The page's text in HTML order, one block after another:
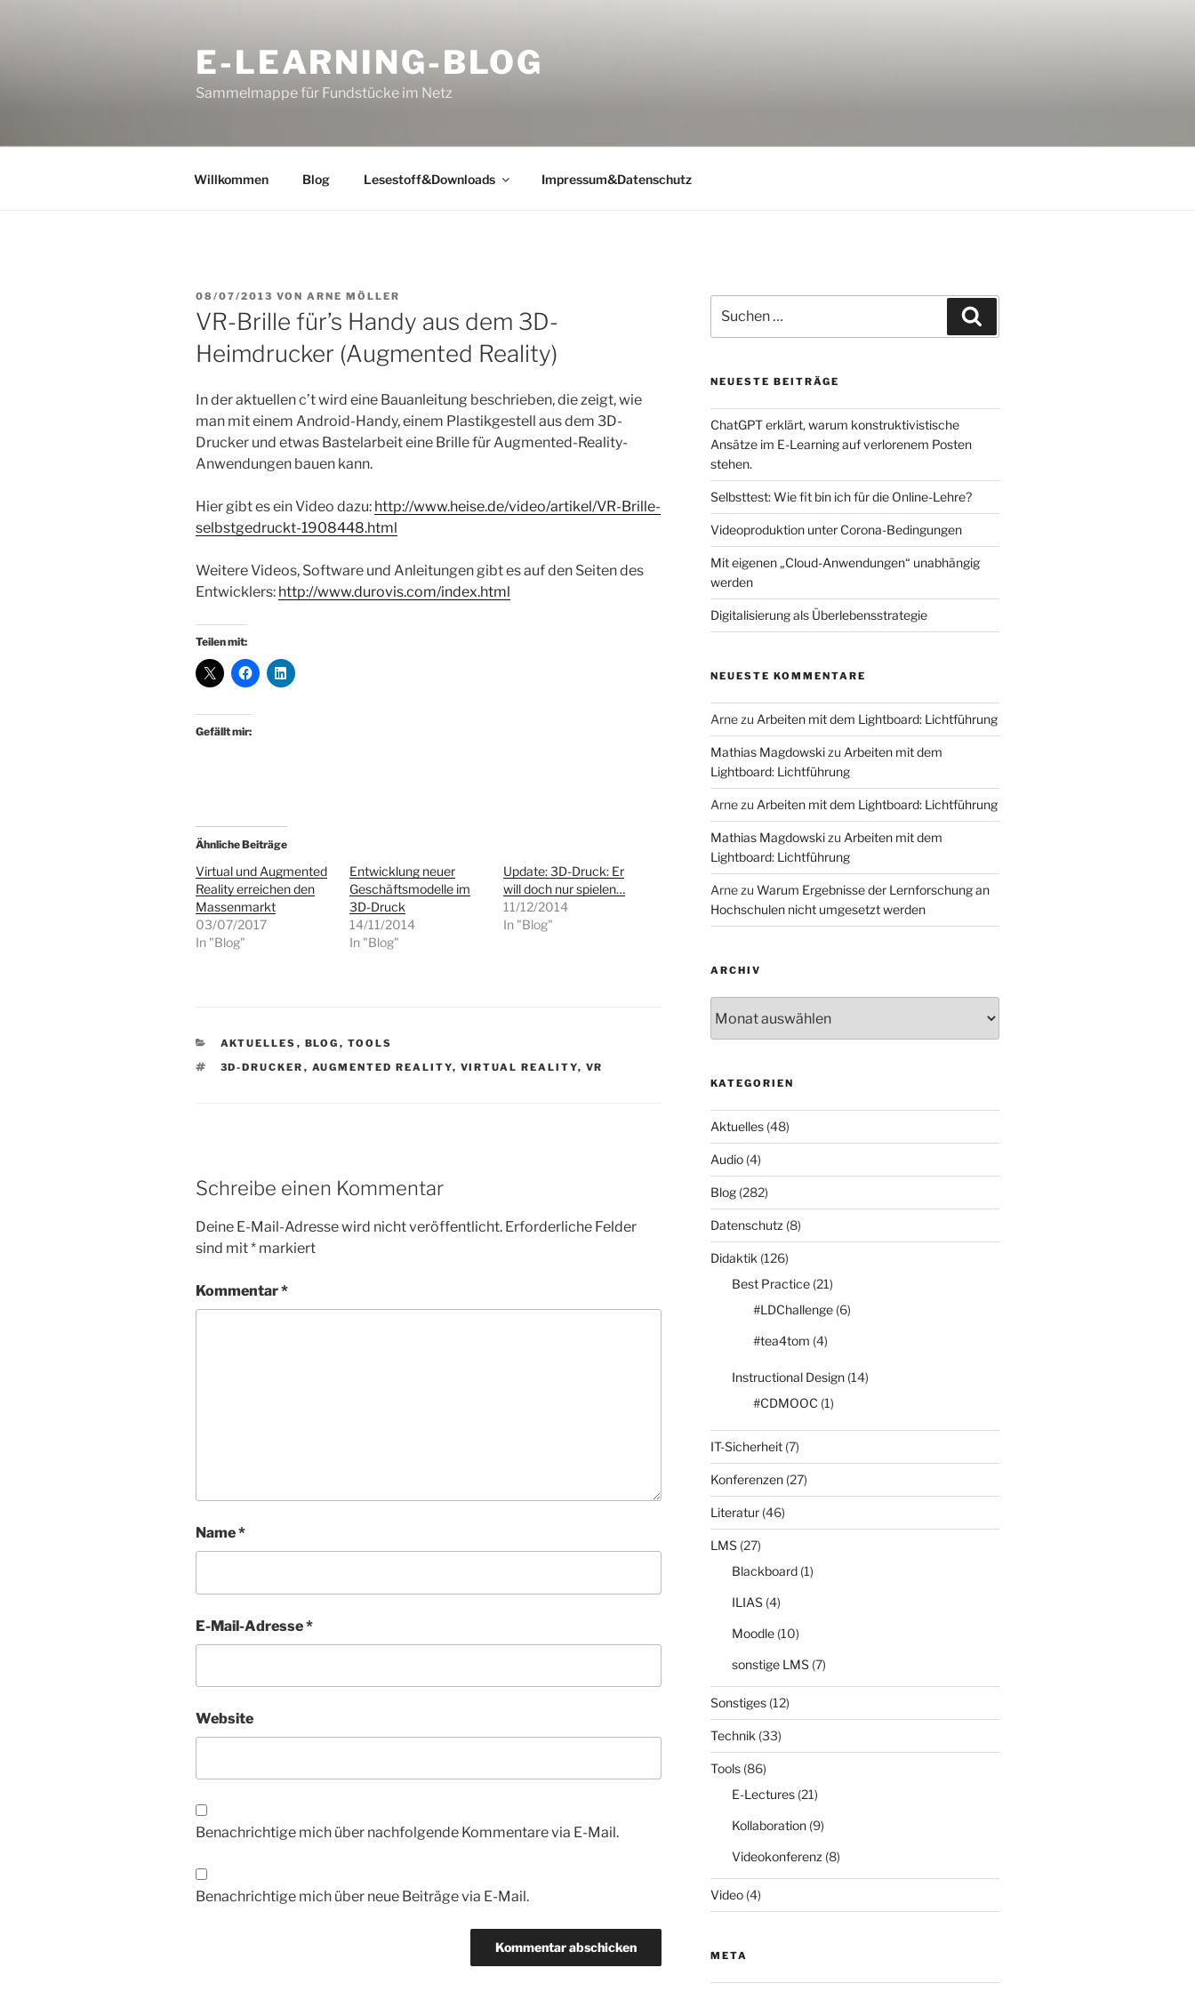
E-LEARNING-BLOG
Sammelmappe für Fundstücke im Netz
Willkommen Blog Lesestoff&Downloads Impressum&Datenschutz
VERÖFFENTLICHT
AM
08/07/2013 VON ARNE MÖLLER
VR-Brille für’s Handy aus dem 3D-
Heimdrucker (Augmented Reality)
In der aktuellen c’t wird eine Bauanleitung beschrieben, die zeigt, wie
man mit einem Android-Handy, einem Plastikgestell aus dem 3D-
Drucker und etwas Bastelarbeit eine Brille für Augmented-Reality-
Anwendungen bauen kann.
Hier gibt es ein Video dazu: http://www.heise.de/video/artikel/VR-Brille-
selbstgedruckt-1908448.html
Weitere Videos, Software und Anleitungen gibt es auf den Seiten des
Entwicklers: http://www.durovis.com/index.html
Teilen mit:
Gefällt mir:
Ähnliche Beiträge
Virtual und Augmented
Reality erreichen den
Massenmarkt
03/07/2017
In "Blog"
Entwicklung neuer
Geschäftsmodelle im
3D-Druck
14/11/2014
In "Blog"
Update: 3D-Druck: Er
will doch nur spielen…
11/12/2014
In "Blog"
KATEGORIEN
AKTUELLES , BLOG , TOOLS
SCHLAGWÖRTER
3D-DRUCKER , AUGMENTED REALITY, VIRTUAL REALITY, VR
Schreibe einen Kommentar
Deine E-Mail-Adresse wird nicht veröffentlicht. Erforderliche Felder
sind mit* markiert
Kommentar*
Name*
E-Mail-Adresse*
Website
Benachrichtige mich über nachfolgende Kommentare via E-Mail.
Benachrichtige mich über neue Beiträge via E-Mail.
nach:
NEUESTE BEITRÄGE
ChatGPT erklärt, warum konstruktivistische
Ansätze im E-Learning auf verlorenem Posten
stehen.
Selbsttest: Wie fit bin ich für die Online-Lehre?
Videoproduktion unter Corona-Bedingungen
Mit eigenen „Cloud-Anwendungen“ unabhängig
werden
Digitalisierung als Überlebensstrategie
NEUESTE KOMMENTARE
Arnezu Arbeiten mit dem Lightboard: Lichtführung
Mathias Magdowskizu Arbeiten mit dem
Lightboard: Lichtführung
Arnezu Arbeiten mit dem Lightboard: Lichtführung
Mathias Magdowskizu Arbeiten mit dem
Lightboard: Lichtführung
Arnezu Warum Ergebnisse der Lernforschung an
Hochschulen nicht umgesetzt werden
ARCHIV
KATEGORIEN
Aktuelles(48)
Audio(4)
Blog(282)
Datenschutz (8)
Didaktik (126)
Best Practice(21)
#LDChallenge(6)
#tea4tom (4)
Instructional Design(14)
#CDMOOC (1)
IT-Sicherheit(7)
Konferenzen(27)
Literatur(46)
LMS(27)
Blackboard(1)
ILIAS(4)
Moodle(10)
sonstige LMS(7)
Sonstiges(12)
Technik (33)
Tools(86)
E-Lectures(21)
Kollaboration(9)
Videokonferenz (8)
Video(4)
META